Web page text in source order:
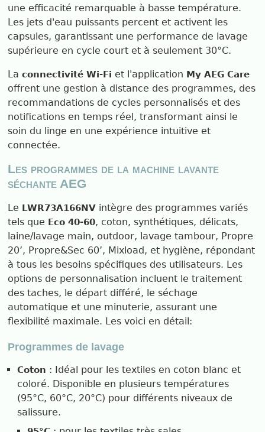
une efficacité remarquable à basse température.
Les jets d'eau puissants percent et activent les
capsules, garantissant une performance de lavage
supérieure en cycle court et à seulement 30°C.
Laconnectivité Wi-Fi et l'application My AEG Care
offrent une gestion à distance des programmes, des
recommandations de cycles personnalisés et des
notifications en temps réel, transformant ainsi le
soin du linge en une expérience intuitive et
connectée.
Les programmes de la machine lavante
séchante AEG
Le LWR73A166NV intègre des programmes variés
tels que Eco 40-60, coton, synthétiques, délicats,
laine/lavage main, outdoor, lavage tambour, Propre
20’, Propre&Sec 60’, Mixload, et hygiène, répondant
à tous les besoins spécifiques des utilisateurs. Les
options de personnalisation incluent le traitement
des taches, le départ différé, le séchage
automatique et une minuterie, assurant une
flexibilité maximale. Les voici en détail:
Programmes de lavage
Coton : Idéal pour les textiles en coton blanc et
coloré. Disponible en plusieurs températures
(95°C, 60°C, 20°C) pour différents niveaux de
salissure.